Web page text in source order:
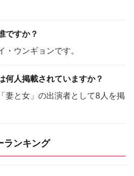
ですか？
ウンギョンです。
何人掲載されていますか？
妻と女」の出演者として8人を掲
ランキング